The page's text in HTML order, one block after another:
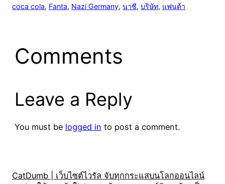
coca cola, Fanta, Nazi Germany, นาซี, บริษัท, แฟนต้า
Comments
Leave a Reply
You must be logged in to post a comment.
CatDumb | เว็บไซต์ไวรัล จับทุกกระแสบนโลกออนไลน์